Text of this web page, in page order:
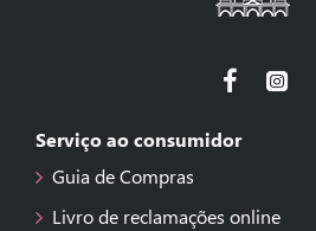
Serviço ao consumidor
Guia de Compras
Livro de reclamações online